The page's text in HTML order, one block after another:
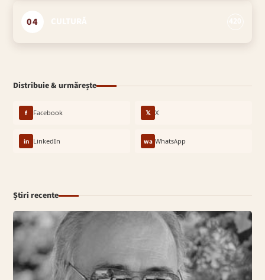
04
Distribuie & urmărește
f Facebook 𝕏 X
in LinkedIn wa WhatsApp
Știri recente